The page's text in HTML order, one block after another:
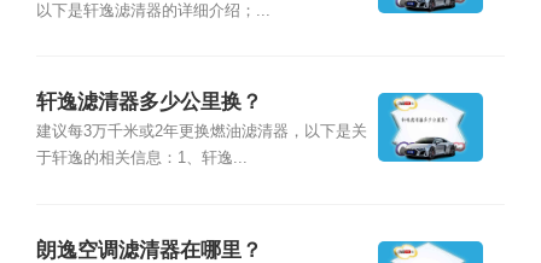
以下是轩逸滤清器的详细介绍；...
轩逸滤清器多少公里换？
建议每3万千米或2年更换燃油滤清器，以下是关
于轩逸的相关信息：1、轩逸...
朗逸空调滤清器在哪里？